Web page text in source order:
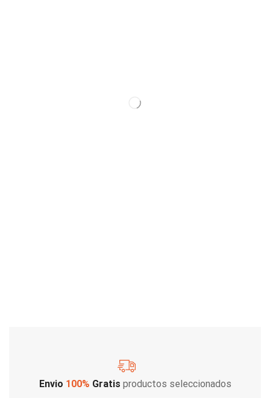
Envio 100% Gratis productos seleccionados